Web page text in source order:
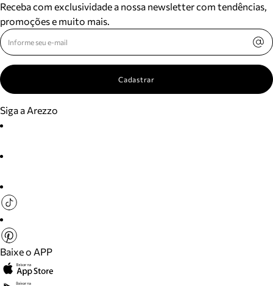
Receba com exclusividade a nossa newsletter com tendências,
promoções e muito mais.
Cadastrar
Siga a Arezzo
Baixe o APP